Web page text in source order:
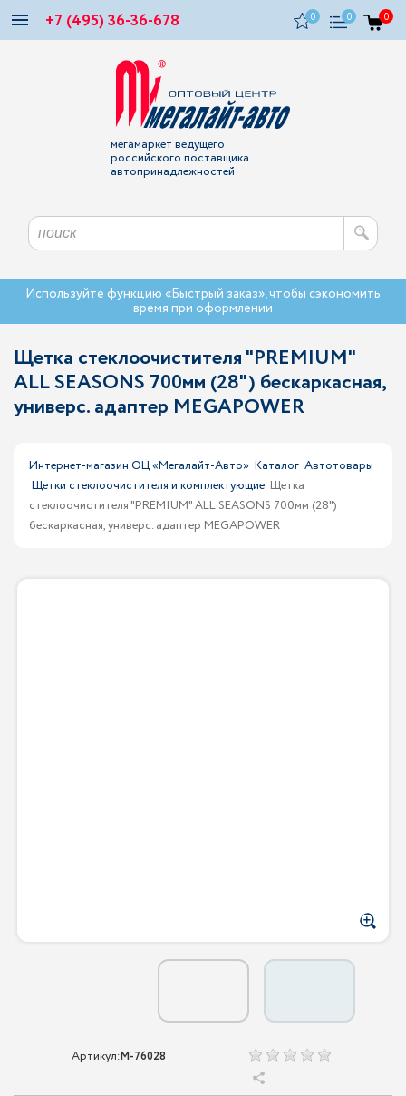
+7 (495) 36-36-678 0 0 0
мегамаркет ведущего
российского поставщика
автопринадлежностей
Используйте функцию «Быстрый заказ», чтобы сэкономить
время при оформлении
Щетка стеклоочистителя "PREMIUM"
ALL SEASONS 700мм (28") бескаркасная,
универс. адаптер MEGAPOWER
Интернет-магазин ОЦ «Мегалайт-Авто» Каталог Автотовары
Щетки стеклоочистителя и комплектующие Щетка
стеклоочистителя "PREMIUM" ALL SEASONS 700мм (28")
бескаркасная, универс. адаптер MEGAPOWER
Артикул:M-76028